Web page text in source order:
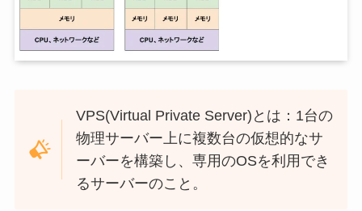
VPS(Virtual Private Server)とは：1台の
物理サーバー上に複数台の仮想的なサ
ーバーを構築し、専用のOSを利用でき
るサーバーのこと。